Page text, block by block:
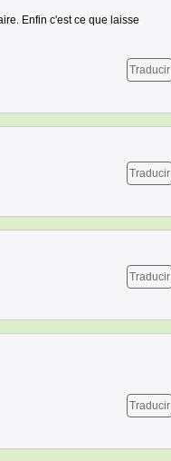
Enfin c'est ce que laisse
Traducir
Traducir
Traducir
Traducir